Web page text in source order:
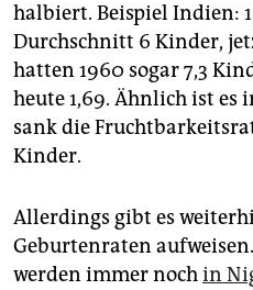
halbiert. Beispiel Indien:
Durchschnitt 6 Kinder,
hatten 1960 sogar 7,3
heute 1,69. Ähnlich ist es
sank die
Kinder.
Allerdings gibt es
Geburtenraten
werden immer nochin